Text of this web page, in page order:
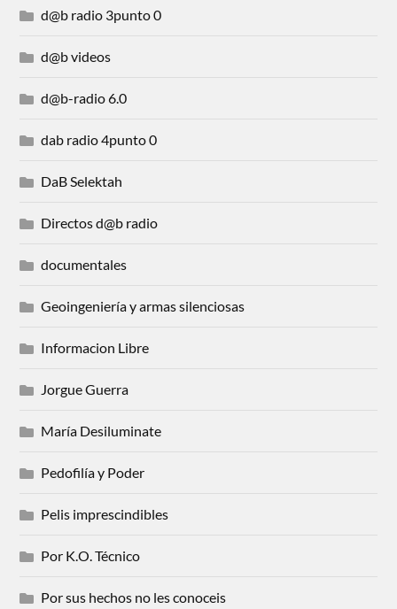
d@b radio 3punto 0
d@b videos
d@b-radio 6.0
dab radio 4punto 0
DaB Selektah
Directos d@b radio
documentales
Geoingeniería y armas silenciosas
Informacion Libre
Jorgue Guerra
María Desiluminate
Pedofilía y Poder
Pelis imprescindibles
Por K.O. Técnico
Por sus hechos no les conoceis